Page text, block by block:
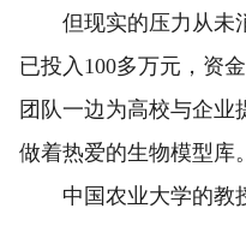
但现实的压力从未
已投入100多万元，资
团队一边为高校与企业
做着热爱的生物模型库。
中国农业大学的教